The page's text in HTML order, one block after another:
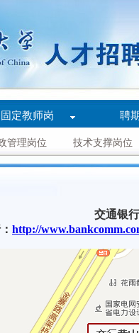
固定教师岗 聘
管理岗位 技术支撑岗位
交通银行
http://